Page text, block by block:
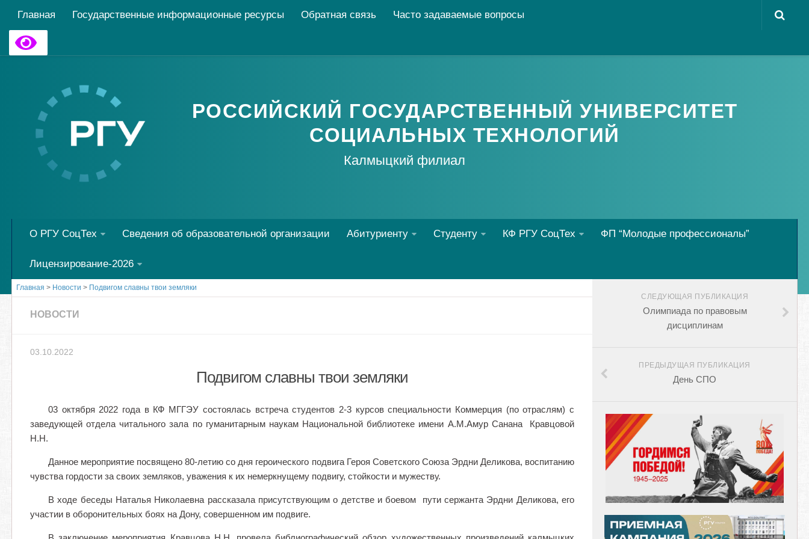
Главная Государственные информационные ресурсы Обратная связь Часто задаваемые вопросы
РОССИЙСКИЙ ГОСУДАРСТВЕННЫЙ УНИВЕРСИТЕТ
СОЦИАЛЬНЫХ ТЕХНОЛОГИЙ
Калмыцкий филиал
О РГУ СоцТех Сведения об образовательной организации Абитуриенту Студенту КФ РГУ СоцТех ФП “Молодые профессионалы”
Лицензирование-2026
Главная > Новости > Подвигом славны твои земляки
НОВОСТИ
03.10.2022
Подвигом славны твои земляки
03 октября 2022 года в КФ МГГЭУ состоялась встреча студентов 2-3 курсов специальности Коммерция (по отраслям) с
заведующей отдела читального зала по гуманитарным наукам Национальной библиотеке имени А.М.Амур Санана Кравцовой
Н.Н.
Данное мероприятие посвящено 80-летию со дня героического подвига Героя Советского Союза Эрдни Деликова, воспитанию
чувства гордости за своих земляков, уважения к их немеркнущему подвигу, стойкости и мужеству.
В ходе беседы Наталья Николаевна рассказала присутствующим о детстве и боевом пути сержанта Эрдни Деликова, его
участии в оборонительных боях на Дону, совершенном им подвиге.
СЛЕДУЮЩАЯ ПУБЛИКАЦИЯ
Олимпиада по правовым
дисциплинам
ПРЕДЫДУЩАЯ ПУБЛИКАЦИЯ
День СПО